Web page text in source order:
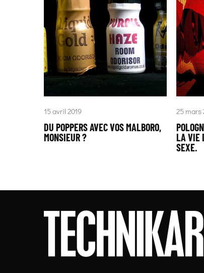
15 avril 2019
DU POPPERS AVEC VOS MALBORO,
MONSIEUR ?
25 mars
LA VIE
SEXE.